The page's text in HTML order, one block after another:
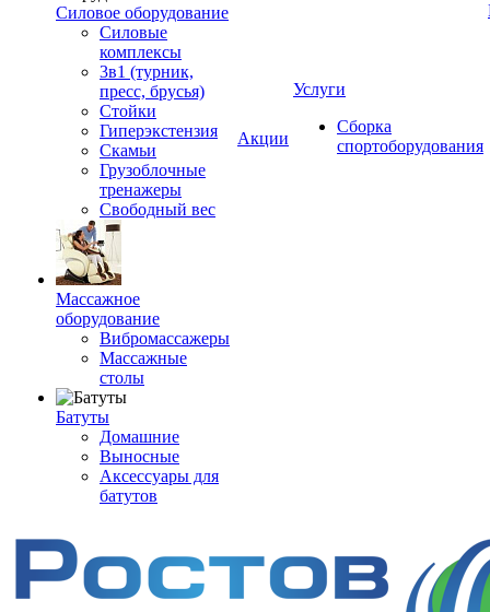
Силовое оборудование
Силовые
комплексы
3в1 (турник,
пресс, брусья)
Стойки
Гиперэкстензия
Скамьи
Грузоблочные
тренажеры
Свободный вес
Массажное
оборудование
Вибромассажеры
Массажные
столы
Батуты
Домашние
Выносные
Аксессуары для
батутов
Акции
Услуги
Сборка
спортоборудования